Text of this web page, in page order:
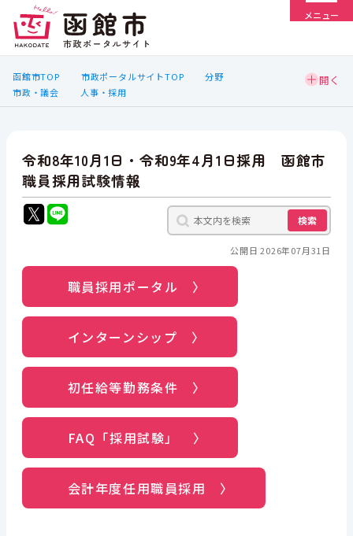
メニュー
函館市TOP 市政ポータルサイトTOP
分野
市政・議会
人事・採用
令和8年10月1日・令和9年4月1日採用 函館市
職員採用試験情報
検索
公開日 2026年07月31日
職員採用ポータル 〉
インターンシップ 〉
初任給等勤務条件 〉
FAQ「採用試験」 〉
会計年度任用職員採用 〉